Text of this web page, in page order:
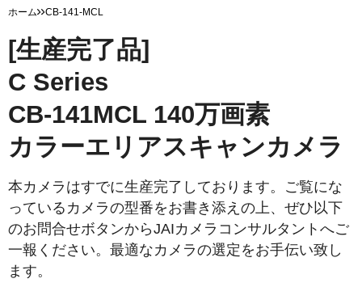
ホーム CB-141-MCL
[生産完了品]
C Series
CB-141MCL 140万画素
カラーエリアスキャンカメラ
本カメラはすでに生産完了しております。ご覧にな
っているカメラの型番をお書き添えの上、ぜひ以下
のお問合せボタンからJAIカメラコンサルタントへご
一報ください。最適なカメラの選定をお手伝い致し
ます。